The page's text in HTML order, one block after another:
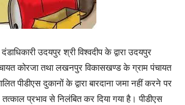
उदयपुर श्री विश्वदीप के द्वारा उदयपुर
कोरजा तथा लखनपुर विकासखण्ड के ग्राम पंचायत
पीडीएस दुकानों के द्वारा बारदाना जमा नहीं करने पर
प्रभाव से निलंबित कर दिया गया है। पीडीएस